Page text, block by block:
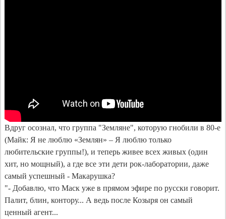
Вдруг осознал, что группа "Земляне", которую гнобили в 80-е
(Майк: Я не люблю «Землян» – Я люблю только
любительские группы!), и теперь живее всех живых (один
хит, но мощный), а где все эти дети рок-лаборатории, даже
самый успешный - Макарушка?
"- Добавлю, что Маск уже в прямом эфире по русски говорит.
Палит, блин, контору... А ведь после Козыря он самый
ценный агент...